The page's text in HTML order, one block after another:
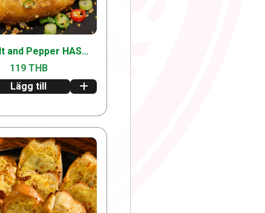
Spicy Salt and Pepper HASH BROWNS [5 Piece] [เกลือและพริกไทย] +1000 +bbqsauce
119 THB
Lägg till